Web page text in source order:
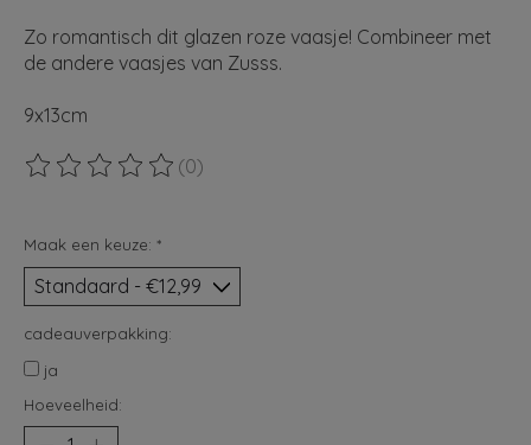
Zo romantisch dit glazen roze vaasje! Combineer met
de andere vaasjes van Zusss.
9x13cm
De beoordeling van dit product is
(0)
Maak een keuze: *
cadeauverpakking:
ja
Hoeveelheid: